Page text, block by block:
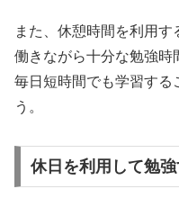
また、休憩時間を利用す
働きながら十分な勉強時
毎日短時間でも学習する
う。
休日を利用して勉